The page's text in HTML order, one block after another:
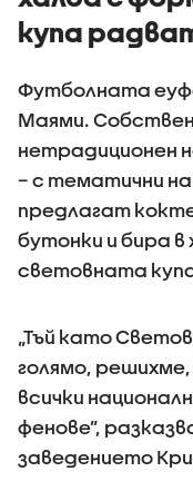
купа
Футболната
Маями.
нетрадиционен
– с тематични
предлагат
бутонки и бира
световната
„Тъй като
голямо,
всички
фенове”,
заведението